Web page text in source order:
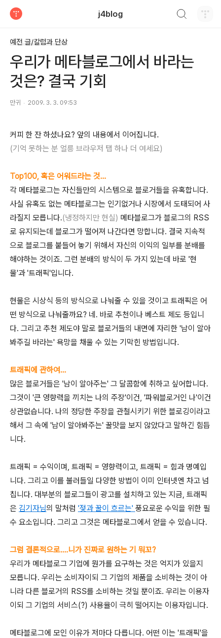
j4blog
예전 글/칼럼과 단상
우리가 메타블로그에서 바라는
것은? 결국 기회
만귀 2009. 3. 3. 09:53
커피 한 잔 하셨나요? 앞의 내용에서 이어집니다.
(기억 못하는 분 얼릉 브라우저 탭 하나 더 여세요)
Top100, 혹은 어워드라는 것...
각 메타블로그는 자신들만의 시스템으로 블로거들을 유혹합니다.
사실 유혹도 없는 메타블로그는 인기없거나 시장에서 도태되어 사
라질지 모릅니다.(냉정하지만 현실) 메타블로그가 블로그의 RSS
로 유지되는데 블로그가 떨어져 나간다면 망합니다. 결국 지속적
으로 블로그를 붙들어 놓기 위해서 자신의 이익의 일부를 분배를
해야하는 것이죠. 그런 분배의 방식이 두 가지 있는데 바로 '현
물'과 '트래픽'입니다.
현물은 시상식 등의 방식으로 나눠줄 수 있을 것이고 트래픽은 어
떤 방식으로 나눠줄까요? 네. 바로 추천이나 베스트 제도 등입니
다. 그리고 추천 제도야 말로 블로거들의 내면에 자리한 '남이 알아
봐주길 바라는' 욕망을 채울 수 있는 기막힌 방법입니다.
트래픽에 관하여...
많은 블로거들은 '남이 알아주는' 그 달콤함에 취하고 싶어합니다.
그것이 '큰 영향력을 끼치는 나의 주장'이건, '파워블로거인 나'이건
상관없습니다. 나의 정당한 주장을 관철시키기 위한 블로깅이라고
해서 그 속에 '남이 알아봐주는' 꿀맛을 보지 않았다고 말하긴 힘듭
니다.
트래픽 = 수익이며, 트래픽 = 영향력이고, 트래픽 = 힘과 명예입
니다. 그리고 이를 불러들일 다양한 방법이 이미 인터넷엔 차고 넘
칩니다. 대부분의 블로그들이 광고를 설치하고 있는 지금, 트래픽
은 김기자님의 말처럼 '젖과 꿀이 흐르는' 풍요로운 수익을 위한 필
수 요소입니다. 그리고 그것은 메타블로그에서 얻을 수 있습니다.
그럼 결론적으로....니가 진짜로 원하는 기 뭐꼬?
우리가 메타블로그 기업에 뭔가를 요구하는 것은 억지가 있을지
모릅니다. 우리는 소비자이되 그 기업의 제품을 소비하는 것이 아
니라 다른 블로거의 RSS를 소비하는 것일 뿐이죠. 우리는 이용자
이되 그 기업의 서비스(?) 사용율이 극히 떨어지는 이용자입니다.
메타블로그에 모인 이유가 저마다 다릅니다. 어떤 이는 '트래픽'을